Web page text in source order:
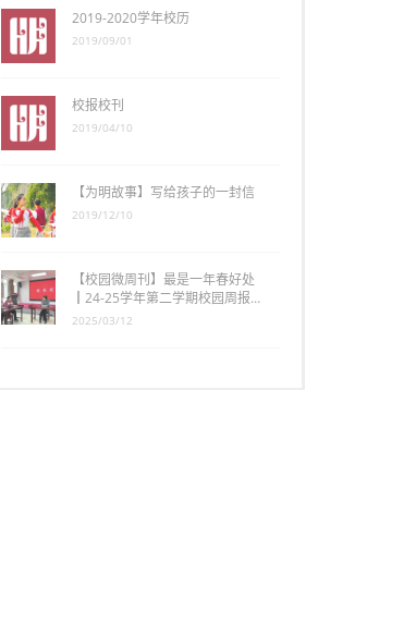
2019-2020学年校历
2019/09/01
校报校刊
2019/04/10
【为明故事】写给孩子的一封信
2019/12/10
【校园微周刊】最是一年春好处
┃24-25学年第二学期校园周报…
2025/03/12